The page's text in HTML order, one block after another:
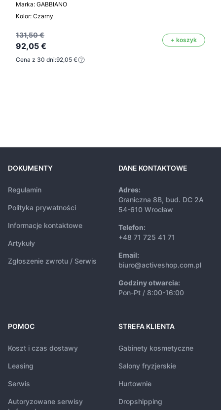
Marka: GABBIANO
Kolor: Czarny
131,50 €
92,05 €
+ koszyk
Cena z 30 dni:92,05 €
DOKUMENTY
Regulamin
Polityka prywatności
Informacje kontaktowe
Artykuły
Zgłoszenie zwrotu / Serwis
DANE KONTAKTOWE
Adres:
Graniczna 8B, bud. DC 2A
54-610 Wrocław
Telefon:
+48 71 725 41 71
Email:
biuro@activeshop.com.pl
Godziny otwarcia:
Pon-Pt / 8:00-16:00
POMOC
Koszt i czas dostawy
Leasing
Serwis
Autoryzowane serwisy
STREFA KLIENTA
Gabinety kosmetyczne
Salony fryzjerskie
Hurtownie
Dropshipping